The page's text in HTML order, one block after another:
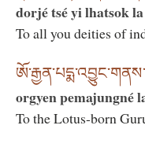
dorjé tsé yi lhatsok
To all you deities of
orgyen pemajungné
To the Lotus-born